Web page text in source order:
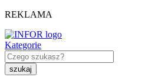
REKLAMA
Kategorie